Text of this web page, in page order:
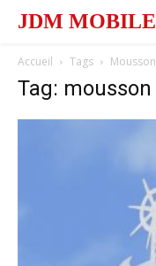
JDM MOBILE
Accueil Tags Mousson
Tag: mousson